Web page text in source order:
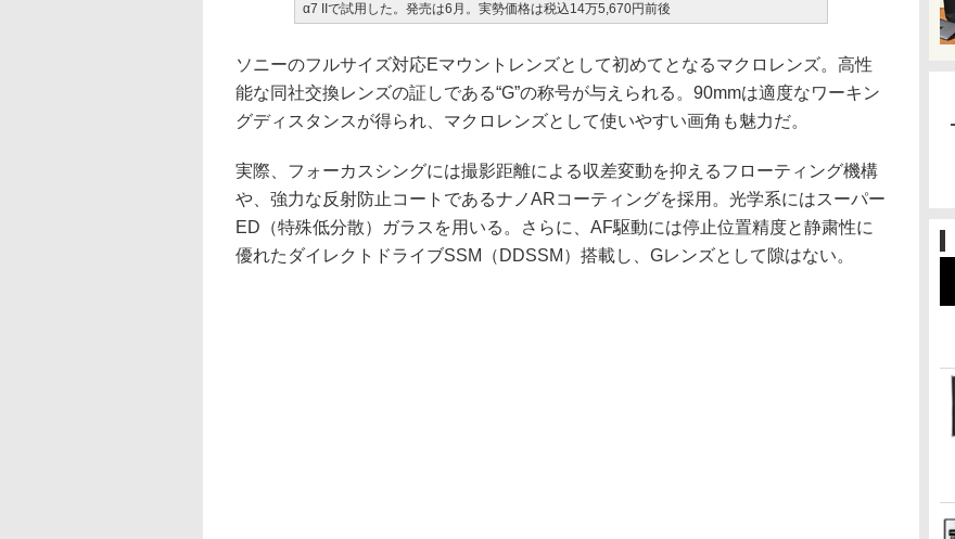
α7 IIで試用した。発売は6月。実勢価格は税込14万5,670円前後
ソニーのフルサイズ対応Eマウントレンズとして初めてとなるマクロレンズ。高性
能な同社交換レンズの証しである“G”の称号が与えられる。90mmは適度なワーキン
グディスタンスが得られ、マクロレンズとして使いやすい画角も魅力だ。
実際、フォーカスシングには撮影距離による収差変動を抑えるフローティング機構
や、強力な反射防止コートであるナノARコーティングを採用。光学系にはスーパー
ED（特殊低分散）ガラスを用いる。さらに、AF駆動には停止位置精度と静粛性に
優れたダイレクトドライブSSM（DDSSM）搭載し、Gレンズとして隙はない。